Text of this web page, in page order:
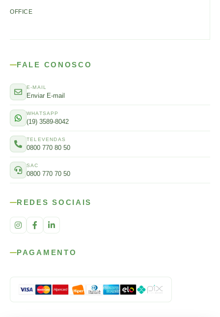
OFFICE
FALE CONOSCO
E-MAIL
Enviar E-mail
WHATSAPP
(19) 3589-8042
TELEVENDAS
0800 770 80 50
SAC
0800 770 70 50
REDES SOCIAIS
PAGAMENTO